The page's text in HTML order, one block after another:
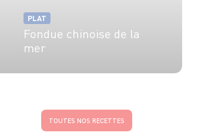
PLAT
Fondue chinoise de la
mer
TOUTES NOS RECETTES